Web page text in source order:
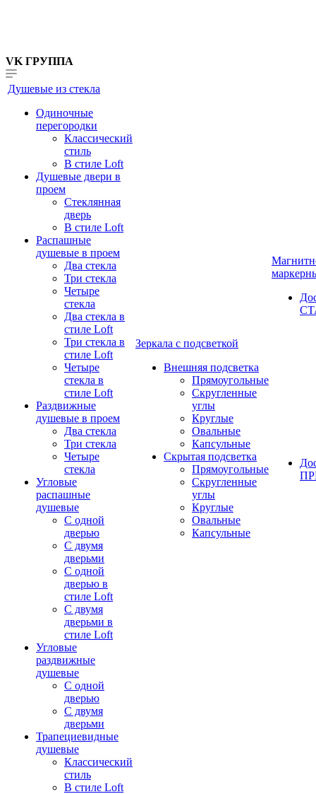
VK ГРУППА
Душевые из стекла
Одиночные
перегородки
Классический
стиль
В стиле Loft
Душевые двери в
проем
Стеклянная
дверь
В стиле Loft
Распашные
душевые в проем
Два стекла
Три стекла
Четыре
стекла
Два стекла в
стиле Loft
Три стекла в
стиле Loft
Четыре
стекла в
стиле Loft
Раздвижные
душевые в проем
Два стекла
Три стекла
Четыре
стекла
Угловые
распашные
душевые
С одной
дверью
С двумя
дверьми
С одной
дверью в
стиле Loft
С двумя
дверьми в
стиле Loft
Угловые
раздвижные
душевые
С одной
дверью
С двумя
дверьми
Трапециевидные
душевые
Классический
стиль
В стиле Loft
Зеркала с подсветкой
Внешняя подсветка
Прямоугольные
Скругленные
углы
Круглые
Овальные
Капсульные
Скрытая подсветка
Прямоугольные
Скругленные
углы
Круглые
Овальные
Капсульные